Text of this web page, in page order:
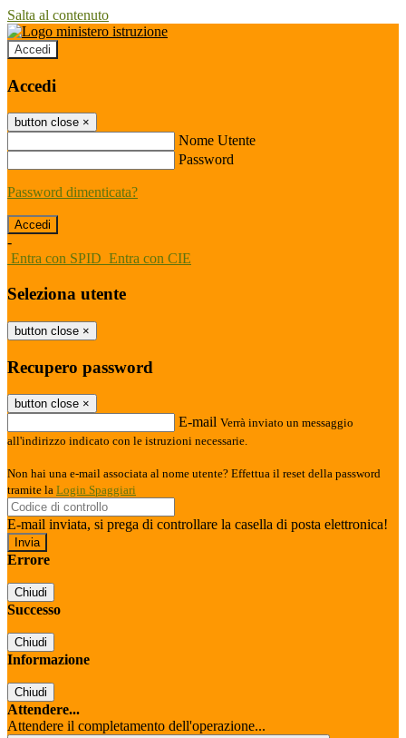
Salta al contenuto
Accedi
Accedi
button close ×
Nome Utente
Password
Password dimenticata?
-
Entra con SPID Entra con CIE
Seleziona utente
button close ×
Recupero password
button close ×
E-mail Verrà inviato un messaggio
all'indirizzo indicato con le istruzioni necessarie.
Non hai una e-mail associata al nome utente? Effettua il reset della password
tramite la Login Spaggiari
E-mail inviata, si prega di controllare la casella di posta elettronica!
Errore
Chiudi
Successo
Chiudi
Informazione
Chiudi
Attendere...
Attendere il completamento dell'operazione...